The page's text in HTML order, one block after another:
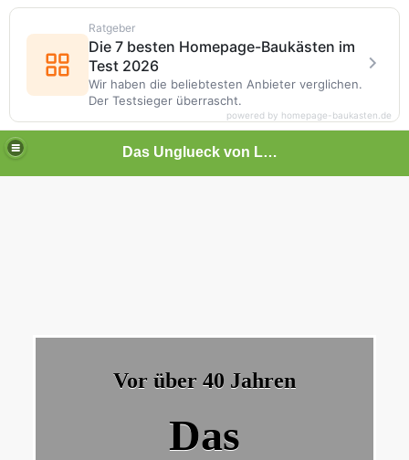
Das Unglueck von Luisenthal
Vor über 40 Jahren
Das
Ratgeber
Die 7 besten Homepage-Baukästen im
Test 2026
Wir haben die beliebtesten Anbieter verglichen.
Der Testsieger überrascht.
powered by homepage-baukasten.de